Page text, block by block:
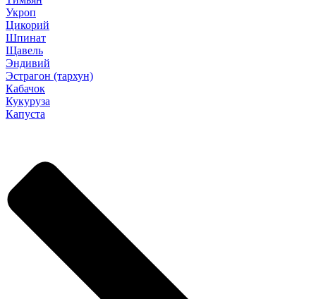
Укроп
Цикорий
Шпинат
Щавель
Эндивий
Эстрагон (тархун)
Кабачок
Кукуруза
Капуста